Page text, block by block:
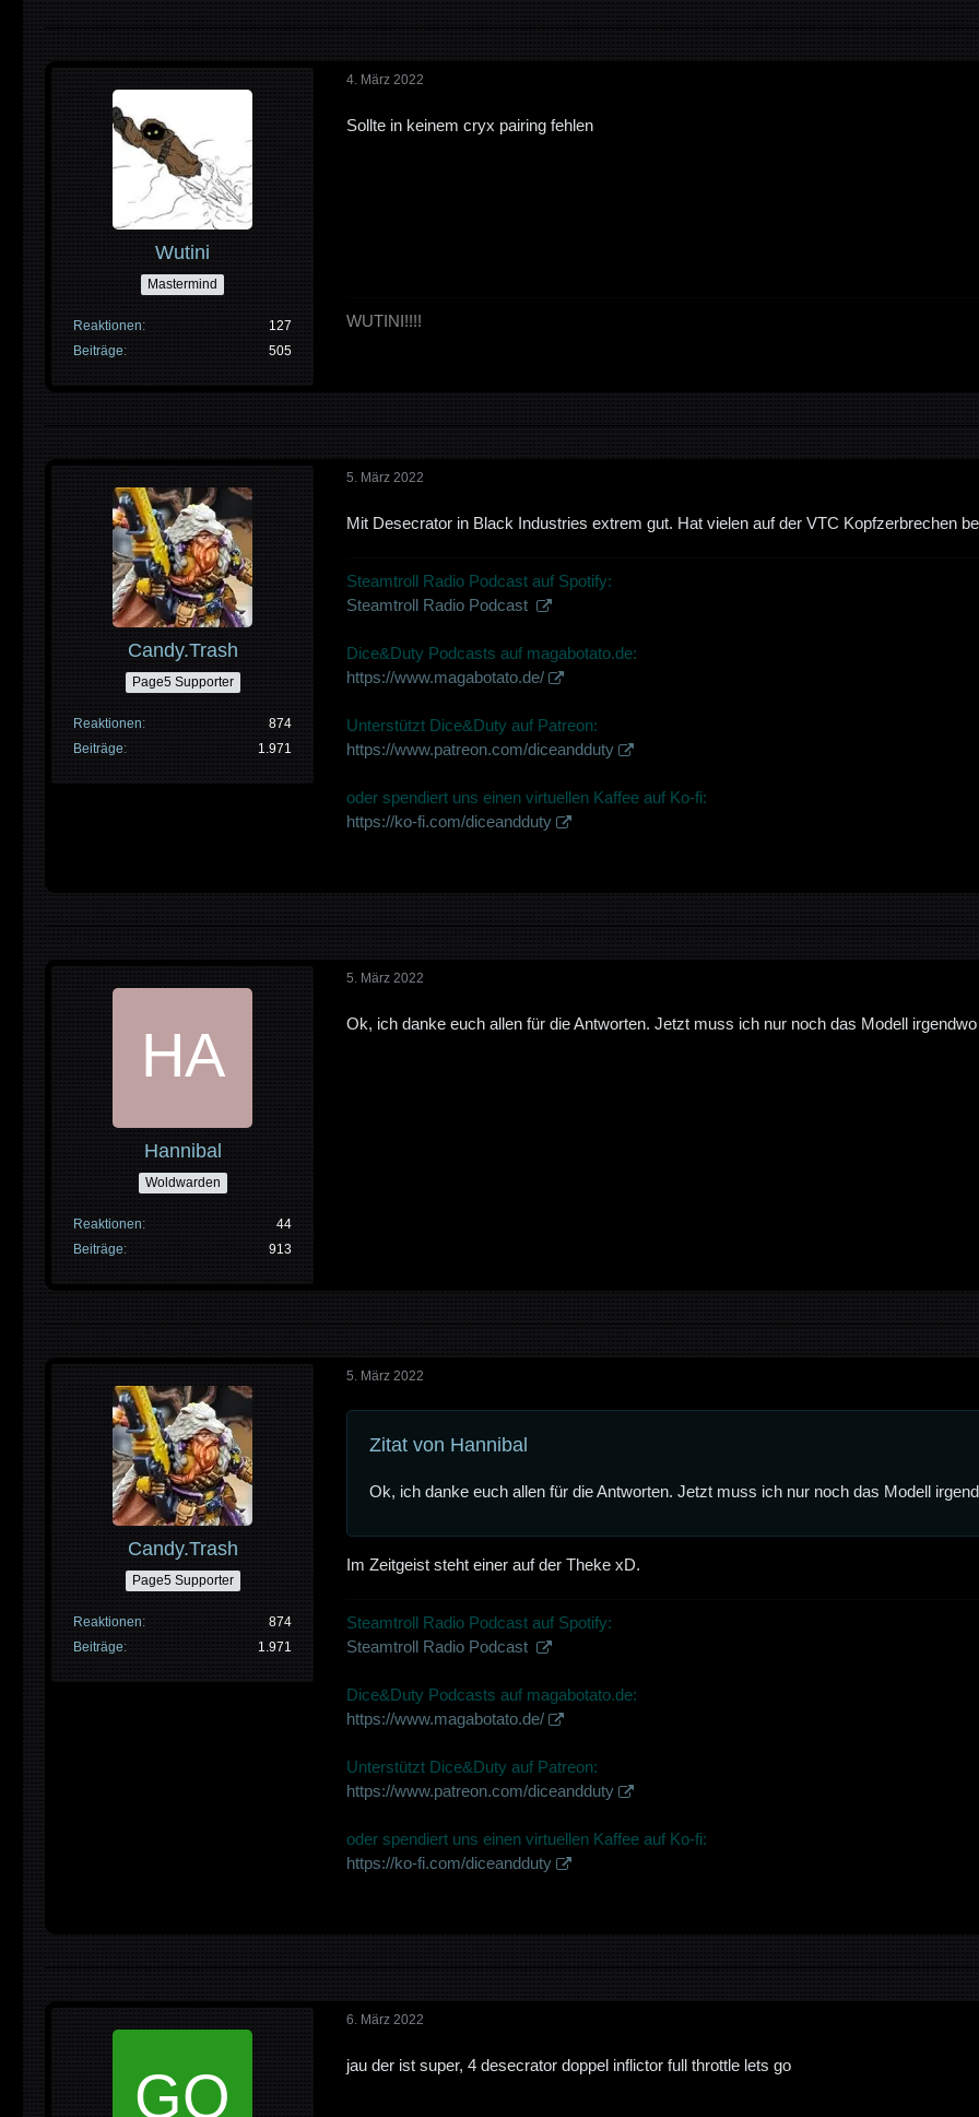
Wutini
Mastermind
Reaktionen
127
Beiträge
505
4. März 2022
Sollte in keinem cryx pairing fehlen
WUTINI!!!!
Candy.Trash
Page5 Supporter
Reaktionen
874
Beiträge
1.971
5. März 2022
Mit Desecrator in Black Industries extrem gut. Hat vielen auf der VTC Kopfzerbrechen
Steamtroll Radio Podcast auf Spotify:
Steamtroll Radio Podcast
Dice&Duty Podcasts auf magabotato.de:
https://www.magabotato.de/
Unterstützt Dice&Duty auf Patreon:
https://www.patreon.com/diceandduty
oder spendiert uns einen virtuellen Kaffee auf Ko-fi:
https://ko-fi.com/diceandduty
Hannibal
Woldwarden
Reaktionen
44
Beiträge
913
5. März 2022
Ok, ich danke euch allen für die Antworten. Jetzt muss ich nur noch das Modell
Candy.Trash
Page5 Supporter
Reaktionen
874
Beiträge
1.971
5. März 2022
Zitat von Hannibal
Ok, ich danke euch allen für die Antworten. Jetzt muss ich nur noch das Modell
Im Zeitgeist steht einer auf der Theke xD.
Steamtroll Radio Podcast auf Spotify:
Steamtroll Radio Podcast
Dice&Duty Podcasts auf magabotato.de:
https://www.magabotato.de/
Unterstützt Dice&Duty auf Patreon:
https://www.patreon.com/diceandduty
oder spendiert uns einen virtuellen Kaffee auf Ko-fi:
https://ko-fi.com/diceandduty
6. März 2022
jau der ist super, 4 desecrator doppel inflictor full throttle lets go